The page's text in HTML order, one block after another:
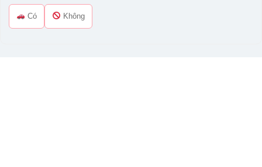
Có Không